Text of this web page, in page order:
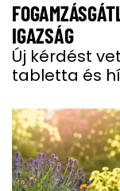
IGAZSÁG
Új kérdést
tabletta és